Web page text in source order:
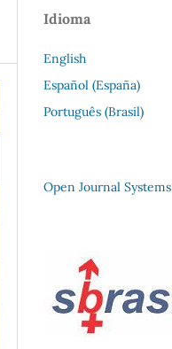
Idioma
English
Español (España)
Português (Brasil)
Open Journal Systems